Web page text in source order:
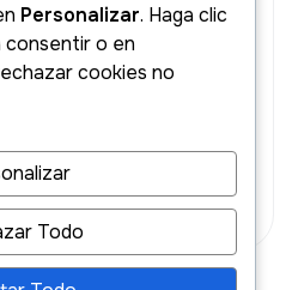
: Parque Los Haitises E
Now
Personalizar. Haga clic
consentir o en
cookies no
Todo